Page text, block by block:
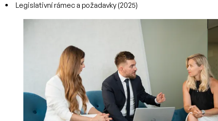
Legislativní rámec a požadavky (2025)